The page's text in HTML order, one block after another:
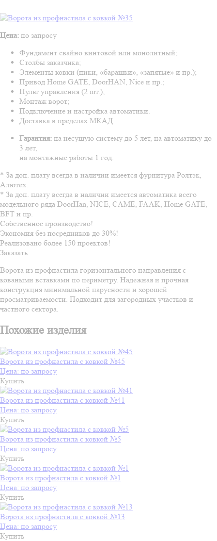
Цена: по запросу
Фундамент свайно винтовой или монолитный;
Столбы заказчика;
Элементы ковки (пики, «барашки», «запятые» и пр.);
Привод Home GATE, DoorHAN, Nice и пр.;
Пульт управления (2 шт.);
Монтаж ворот;
Подключение и настройка автоматики.
Доставка в пределах МКАД.
Гарантия: на несущую систему до 5 лет, на автоматику до
3 лет,
на монтажные работы 1 год.
* За доп. плату всегда в наличии имеется фурнитура Ролтэк,
Алютех.
* За доп. плату всегда в наличии имеется автоматика всего
модельного ряда DoorHan, NICE, CAME, FAAK, Home GATE,
BFT и пр.
Собственное производство!
Экономия без посредников до 30%!
Реализовано более 150 проектов!
Заказать
Ворота из профнастила горизонтального направления с
коваными вставками по периметру. Надежная и прочная
конструкция минимальной парусности и хорошей
просматриваемости. Подходит для загородных участков и
частного сектора.
Похожие изделия
Ворота из профнастила с ковкой №45
Цена: по запросу
Купить
Ворота из профнастила с ковкой №41
Цена: по запросу
Купить
Ворота из профнастила с ковкой №5
Цена: по запросу
Купить
Ворота из профнастила с ковкой №1
Цена: по запросу
Купить
Ворота из профнастила с ковкой №13
Цена: по запросу
Купить